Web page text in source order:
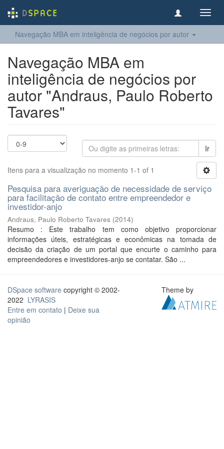
Navegação MBA em inteligência de negócios por autor
Navegação MBA em
inteligência de negócios por
autor "Andraus, Paulo Roberto
Tavares"
Ir
Itens para a visualização no momento 1-1 of 1
Pesquisa para averiguação de necessidade de serviço
para facilitação de contato entre empreendedor e
investidor-anjo
Andraus, Paulo Roberto Tavares (2014)
Resumo : Este trabalho tem como objetivo proporcionar
informações úteis, estratégicas e econômicas na tomada de
decisão da criação de um portal que encurte o caminho para
empreendedores e investidores-anjo se contatar. São ...
DSpace software copyright © 2002-
2022 LYRASIS
Entre em contato | Deixe sua
opinião
Theme by